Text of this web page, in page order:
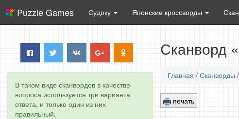
Puzzle Games Судоку Японские кроссворды
В таком виде сканвордов в качестве
вопроса используется три варианта
ответа, и только один из них
правильный.
Сканворд
Главная / Сканворды /
печать